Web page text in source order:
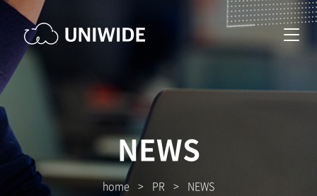
NEWS
home > PR > NEWS